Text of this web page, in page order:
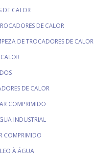
DE CALOR
DE CALOR
DE TROCADORES DE CALOR
DE CALOR
COMPRIMIDO
INDUSTRIAL
COMPRIMIDO
À ÁGUA